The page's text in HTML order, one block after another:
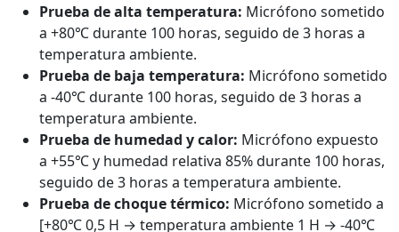
Prueba de alta temperatura: Micrófono sometido
a +80℃ durante 100 horas, seguido de 3 horas a
temperatura ambiente.
Prueba de baja temperatura: Micrófono sometido
a -40℃ durante 100 horas, seguido de 3 horas a
temperatura ambiente.
Prueba de humedad y calor: Micrófono expuesto
a +55℃ y humedad relativa 85% durante 100 horas,
seguido de 3 horas a temperatura ambiente.
Prueba de choque térmico: Micrófono sometido a
[+80℃ 0,5 H → temperatura ambiente 1 H → -40℃